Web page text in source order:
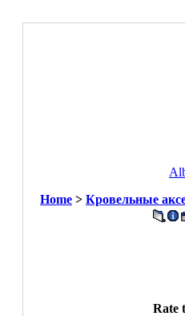
Home > Кровельные
Rate